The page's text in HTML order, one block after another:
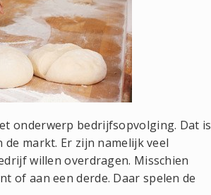
onderwerp bedrijfsopvolging. Dat is
markt. Er zijn namelijk veel
willen overdragen. Misschien
of aan een derde. Daar spelen de